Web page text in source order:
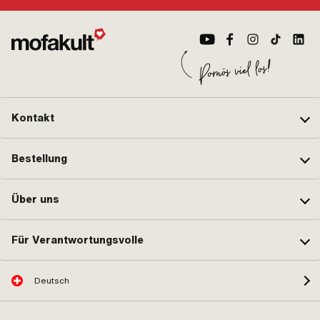
Kontakt
Bestellung
Über uns
Für Verantwortungsvolle
Deutsch